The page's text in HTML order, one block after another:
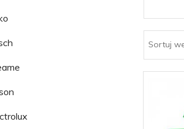
Sortuj